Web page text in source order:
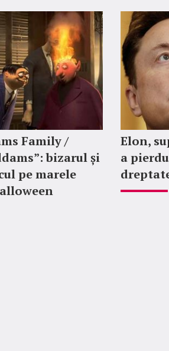
Family /
bizarul și
pe marele
Elon,
a